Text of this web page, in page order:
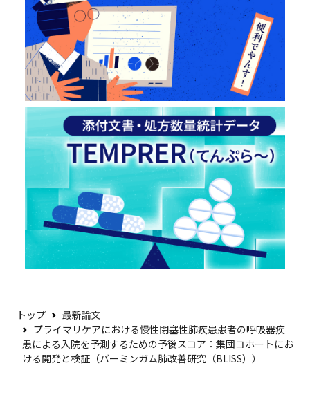
トップ
最新論文
プライマリケアにおける慢性閉塞性肺疾患患者の呼吸器疾
患による入院を予測するための予後スコア：集団コホートにお
ける開発と検証（バーミンガム肺改善研究（BLISS））